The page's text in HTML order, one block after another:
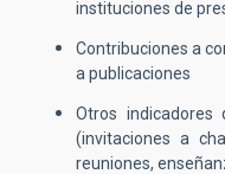
instituciones de
Contribuciones a
a publicaciones
Otros indicadores
(invitaciones a
reuniones,